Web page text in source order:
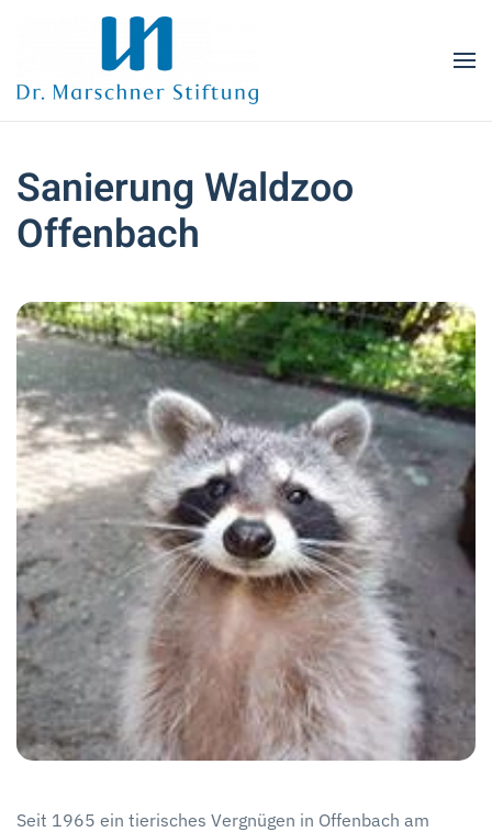
Zum Hauptinhalt springen
Sanierung Waldzoo
Offenbach
Seit 1965 ein tierisches Vergnügen in Offenbach am